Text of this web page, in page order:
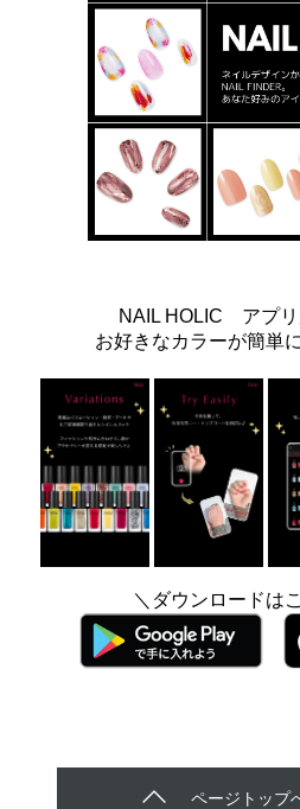
NAIL HOLIC アプリ
お好きなカラーが簡単
＼ダウンロードは
ページトップ